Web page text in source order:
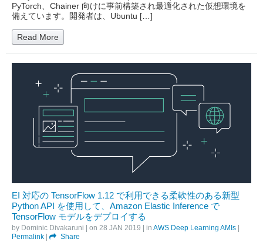
PyTorch、Chainer 向けに事前構築され最適化された仮想環境を
備えています。開発者は、Ubuntu […]
Read More
EI 対応の TensorFlow 1.12 で利用できる柔軟性のある新型
Python API を使用して、Amazon Elastic Inference で
TensorFlow モデルをデプロイする
by Dominic Divakaruni | on 28 JAN 2019 | in AWS Deep Learning AMIs
Permalink
Share